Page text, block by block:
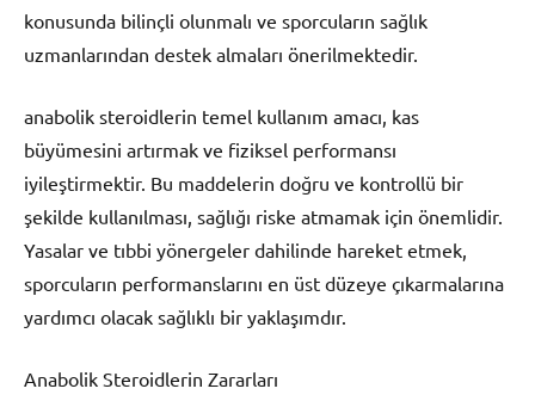
konusunda bilinçli olunmalı ve sporcuların sağlık
uzmanlarından destek almaları önerilmektedir.
anabolik steroidlerin temel kullanım amacı, kas
büyümesini artırmak ve fiziksel performansı
iyileştirmektir. Bu maddelerin doğru ve kontrollü bir
şekilde kullanılması, sağlığı riske atmamak için önemlidir.
Yasalar ve tıbbi yönergeler dahilinde hareket etmek,
sporcuların performanslarını en üst düzeye çıkarmalarına
yardımcı olacak sağlıklı bir yaklaşımdır.
Anabolik Steroidlerin Zararları